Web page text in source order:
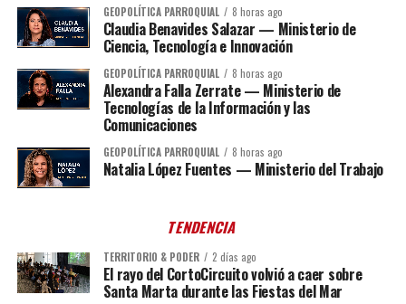
GEOPOLÍTICA PARROQUIAL 8 horas ago
Claudia Benavides Salazar — Ministerio de
Ciencia, Tecnología e Innovación
GEOPOLÍTICA PARROQUIAL 8 horas ago
Alexandra Falla Zerrate — Ministerio de
Tecnologías de la Información y las
Comunicaciones
GEOPOLÍTICA PARROQUIAL 8 horas ago
Natalia López Fuentes — Ministerio del Trabajo
TENDENCIA
TERRITORIO & PODER 2 días ago
El rayo del CortoCircuito volvió a caer sobre
Santa Marta durante las Fiestas del Mar